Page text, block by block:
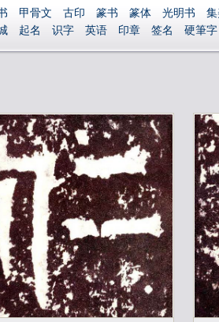
甲骨文 古印 篆书 篆体 光明书
起名 识字 英语 印章 签名 硬筆字